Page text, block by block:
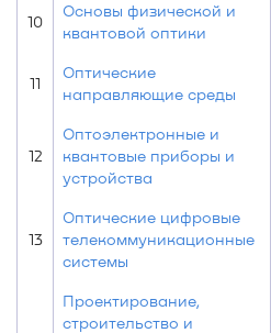
10
Основы физической и
квантовой оптики
11
Оптические
направляющие среды
12
Оптоэлектронные и
квантовые приборы и
устройства
13
Оптические цифровые
телекоммуникационные
системы
Проектирование,
строительство и